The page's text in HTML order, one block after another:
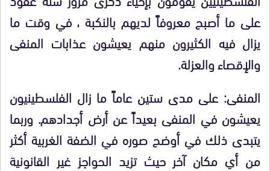
على ما أصبح معروفاً لديهم بالنكبة ، في وقت ما
يزال فيه الكثيرون منهم يعيشون عذابات المنفى
والإقصاء والعزلة.
المنفى: على مدى ستين عاماً ما زال الفلسطينيون
يعيشون في المنفى بعيداً عن أرض أجدادهم. وربما
يتبدى ذلك في أوضح صوره في الضفة الغربية أكثر
من أي مكان آخر حيث تزيد الحواجز غير القانونية